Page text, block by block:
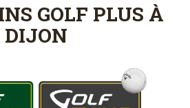
GOLF PLUS À
DIJON